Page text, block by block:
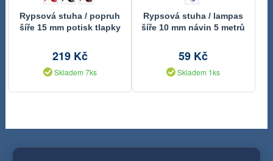
Rypsová stuha / popruh
šíře 15 mm potisk tlapky
219 Kč
Skladem 7ks
Rypsová stuha / lampas
šíře 10 mm návin 5 metrů
59 Kč
Skladem 1ks